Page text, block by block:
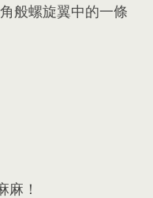
般螺旋翼中的一條
麻！